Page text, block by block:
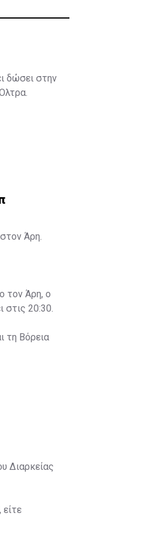
δώσει στην
Άρη.
τον Άρη, ο
στις 20:30.
τη Βόρεια
Διαρκείας
είτε